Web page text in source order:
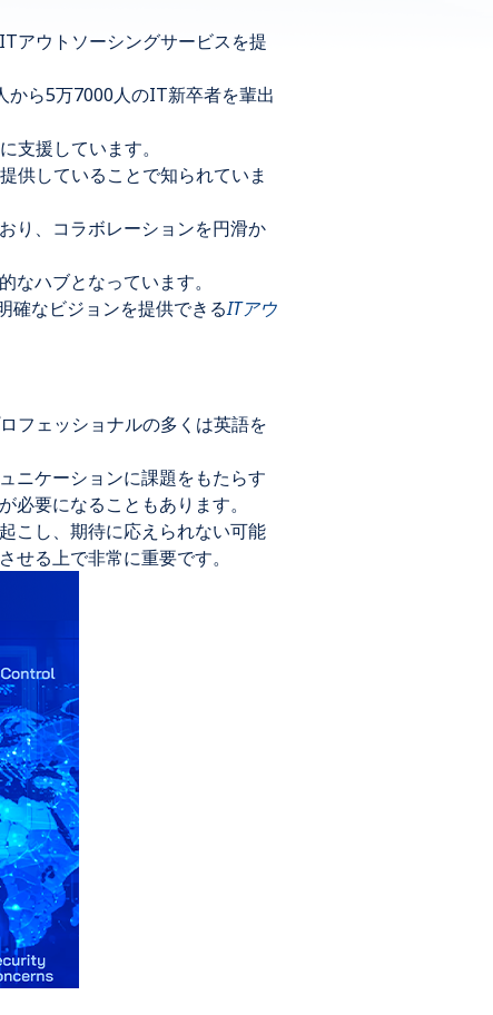
アウトソーシングサービスを提
から5万7000人のIT新卒者を輩出
支援しています。
供していることで知られていま
り、コラボレーションを円滑か
ハブとなっています。
確なビジョンを提供できるITアウ
フェッショナルの多くは英語を
ニケーションに課題をもたらす
要になることもあります。
こし、期待に応えられない可能
る上で非常に重要です。